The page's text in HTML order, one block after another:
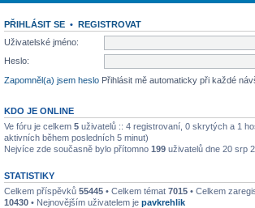
PŘIHLÁSIT SE • REGISTROVAT
Uživatelské jméno:
Heslo:
Zapomněl(a) jsem heslo Přihlásit mě automaticky při každé
KDO JE ONLINE
Ve fóru je celkem 5 uživatelů :: 4 registrovaní, 0 skrytých a 1
aktivních během posledních 5 minut)
Nejvíce zde současně bylo přítomno 199 uživatelů dne 20 srp
STATISTIKY
Celkem příspěvků 55445 • Celkem témat 7015 • Celkem
10430 • Nejnovějším uživatelem je pavkrehlik